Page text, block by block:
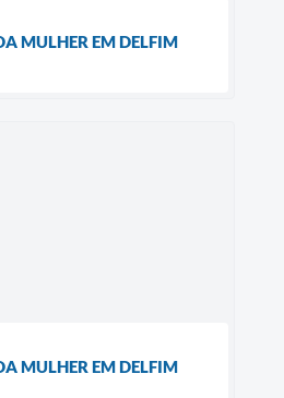
MULHER EM DELFIM
MULHER EM DELFIM